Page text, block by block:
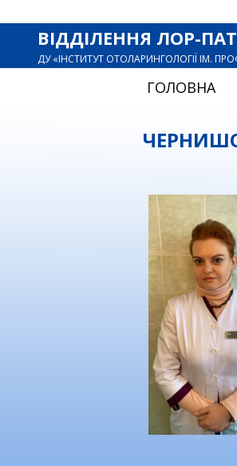
ВІДДІЛЕННЯ ЛОР-
ДУ «ІНСТИТУТ ОТОЛАРИНГОЛОГІЇ ІМ.
ГОЛОВНА